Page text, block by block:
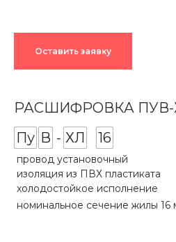
Оставить заявку
РАСШИФРОВКА ПУВ-
Пу В - ХЛ 16
провод установочный
изоляция из ПВХ пластиката
холодостойкое исполнение
номинальное сечение жилы 16